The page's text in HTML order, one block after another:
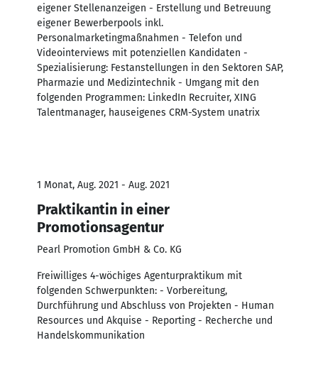
eigener Stellenanzeigen - Erstellung und Betreuung
eigener Bewerberpools inkl.
Personalmarketingmaßnahmen - Telefon und
Videointerviews mit potenziellen Kandidaten -
Spezialisierung: Festanstellungen in den Sektoren SAP,
Pharmazie und Medizintechnik - Umgang mit den
folgenden Programmen: LinkedIn Recruiter, XING
Talentmanager, hauseigenes CRM-System unatrix
1 Monat, Aug. 2021 - Aug. 2021
Praktikantin in einer
Promotionsagentur
Pearl Promotion GmbH & Co. KG
Freiwilliges 4-wöchiges Agenturpraktikum mit
folgenden Schwerpunkten: - Vorbereitung,
Durchführung und Abschluss von Projekten - Human
Resources und Akquise - Reporting - Recherche und
Handelskommunikation